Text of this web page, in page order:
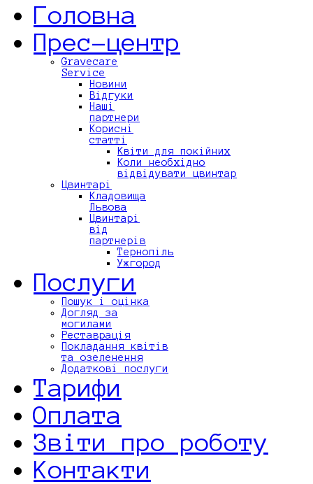
Головна
Прес-центр
Gravecare
Service
Новини
Відгуки
Наші
партнери
Корисні
статті
Квіти для покійних
Коли необхідно
відвідувати цвинтар
Цвинтарі
Кладовища
Львова
Цвинтарі
від
партнерів
Тернопіль
Ужгород
Послуги
Пошук і оцінка
Догляд за
могилами
Реставрація
Покладання квітів
та озеленення
Додаткові послуги
Тарифи
Оплата
Звіти про роботу
Контакти